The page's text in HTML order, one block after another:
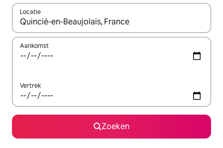
Locatie
Wanneer er resultaten beschikbaar zijn, maak je een keuze
Aankomst
Vertrek
Zoeken